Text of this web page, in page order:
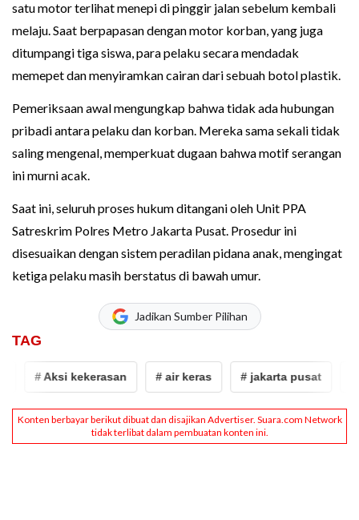
satu motor terlihat menepi di pinggir jalan sebelum kembali
melaju. Saat berpapasan dengan motor korban, yang juga
ditumpangi tiga siswa, para pelaku secara mendadak
memepet dan menyiramkan cairan dari sebuah botol plastik.
Pemeriksaan awal mengungkap bahwa tidak ada hubungan
pribadi antara pelaku dan korban. Mereka sama sekali tidak
saling mengenal, memperkuat dugaan bahwa motif serangan
ini murni acak.
Saat ini, seluruh proses hukum ditangani oleh Unit PPA
Satreskrim Polres Metro Jakarta Pusat. Prosedur ini
disesuaikan dengan sistem peradilan pidana anak, mengingat
ketiga pelaku masih berstatus di bawah umur.
Jadikan Sumber Pilihan
TAG
# Aksi kekerasan # air keras # jakarta pusat #